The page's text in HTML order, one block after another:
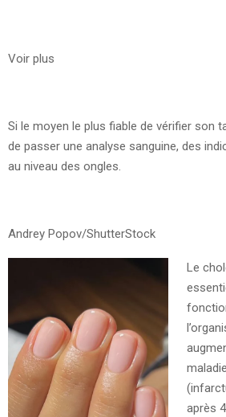
Voir plus
Si le moyen le plus fiable de vérifier son
de passer une analyse sanguine, des
au niveau des ongles.
Andrey Popov/ShutterStock
Le
après